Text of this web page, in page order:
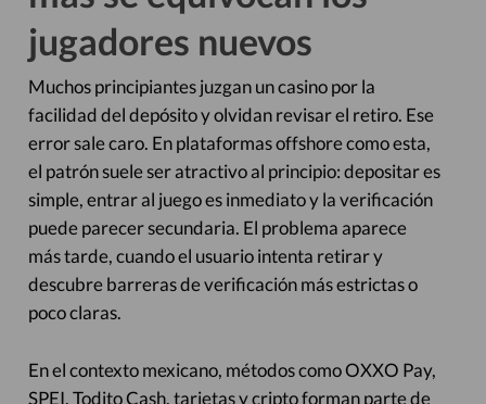
jugadores nuevos
Muchos principiantes juzgan un casino por la
facilidad del depósito y olvidan revisar el retiro. Ese
error sale caro. En plataformas offshore como esta,
el patrón suele ser atractivo al principio: depositar es
simple, entrar al juego es inmediato y la verificación
puede parecer secundaria. El problema aparece
más tarde, cuando el usuario intenta retirar y
descubre barreras de verificación más estrictas o
poco claras.
En el contexto mexicano, métodos como OXXO Pay,
SPEI, Todito Cash, tarjetas y cripto forman parte de